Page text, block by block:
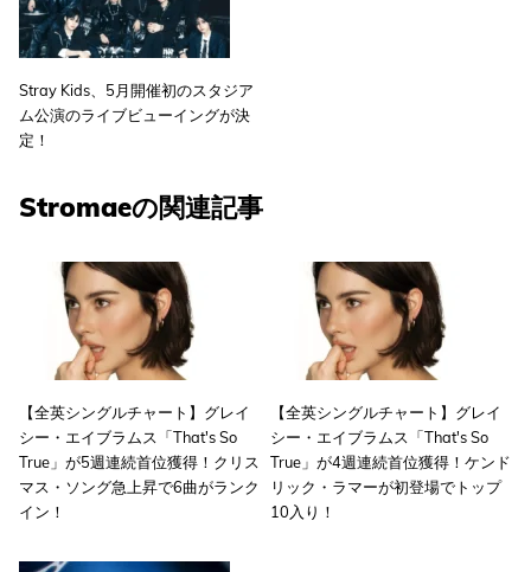
Stray Kids、5月開催初のスタジア
ム公演のライブビューイングが決
定！
Stromaeの関連記事
【全英シングルチャート】グレイ
シー・エイブラムス「That's So
True」が5週連続首位獲得！クリス
マス・ソング急上昇で6曲がランク
イン！
【全英シングルチャート】グレイ
シー・エイブラムス「That's So
True」が4週連続首位獲得！ケンド
リック・ラマーが初登場でトップ
10入り！